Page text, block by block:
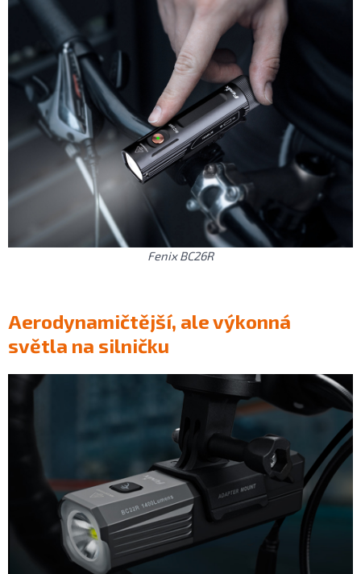
Fenix BC26R
Aerodynamičtější, ale výkonná
světla na silničku